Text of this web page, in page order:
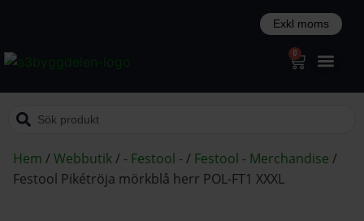
0
Hem /Webbutik/ - Festool -/ Festool - Merchandise /
Festool Pikétröja mörkblå herr POL-FT1 XXXL